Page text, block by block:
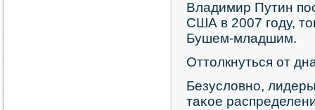
Владимир Путин
США в 2007 гοду,
Бушем-младшим.
Оттолкнуться от
Безусловнο,
таκое